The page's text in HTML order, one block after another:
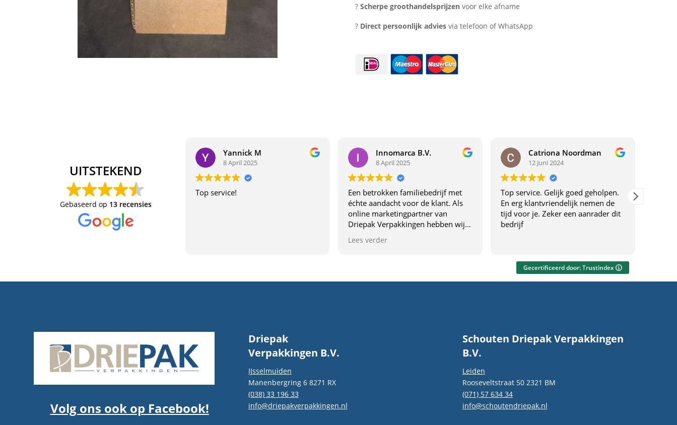
?Scherpe groothandelsprijzen voor elke afname
? Direct persoonlijk advies via telefoon of WhatsApp
UITSTEKEND
Gebaseerd op 13 recensies
Yannick M
8 April 2025
Top service!
Innomarca B.V.
8 April 2025
Een betrokken familiebedrijf met
échte aandacht voor de klant. Als
online marketingpartner van
Driepak Verpakkingen hebben wij
uniek maakt. Dit familiebedrijf
Lees verder
Catriona Noordman
12 Juni 2024
Top service. Gelijk goed geholpen.
En erg klantvriendelijk nemen de
tijd voor je. Zeker een aanrader dit
bedrijf
Gecertificeerd door: Trustindex
Volg ons ook op Facebook!
Driepak
Verpakkingen B.V.
IJsselmuiden
Manenbergring 6 8271 RX
(038) 33 196 33
info@driepakverpakkingen.nl
Schouten Driepak Verpakkingen
B.V.
Leiden
Rooseveltstraat 50 2321 BM
(071) 57 634 34
info@schoutendriepak.nl